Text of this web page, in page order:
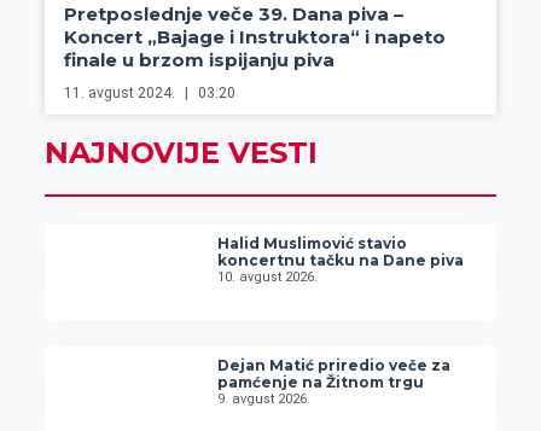
Pretposlednje veče 39. Dana piva –
Koncert „Bajage i Instruktora“ i napeto
finale u brzom ispijanju piva
11. avgust 2024. 03:20
NAJNOVIJE VESTI
Halid Muslimović stavio
koncertnu tačku na Dane piva
10. avgust 2026.
Dejan Matić priredio veče za
pamćenje na Žitnom trgu
9. avgust 2026.